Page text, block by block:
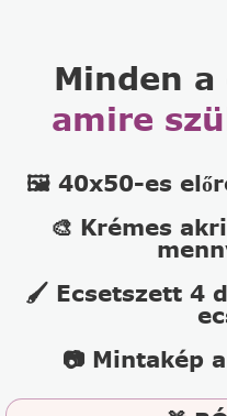
Minden
amire
🖼️ 40x50-es
🎨 Krémes
🖌️ Ecsetszett 4
📷 Mintakép